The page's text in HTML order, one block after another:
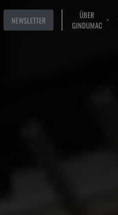
NEWSLETTER
ÜBER
GINDUMAC